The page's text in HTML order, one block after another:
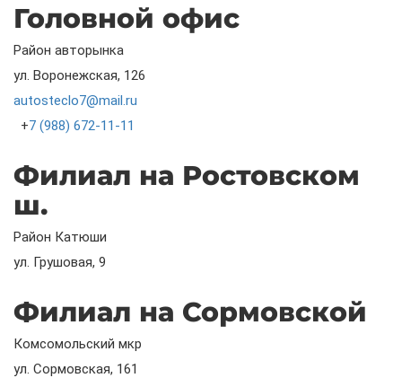
Головной офис
Район авторынка
ул. Воронежская, 126
autosteclo7@mail.ru
+7 (988) 672-11-11
Филиал на Ростовском
ш.
Район Катюши
ул. Грушовая, 9
Филиал на Сормовской
Комсомольский мкр
ул. Сормовская, 161